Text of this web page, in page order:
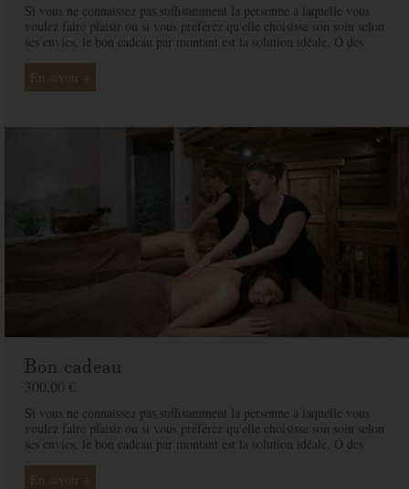
Si vous ne connaissez pas suffisamment la personne à laquelle vous
voulez faire plaisir ou si vous préférez qu'elle choisisse son soin selon
ses envies, le bon cadeau par montant est la solution idéale. Ô des
proche et ainsi rendre ce moment exceptionnel.
En savoir +
Bon cadeau
300,00 €
Si vous ne connaissez pas suffisamment la personne à laquelle vous
voulez faire plaisir ou si vous préférez qu'elle choisisse son soin selon
ses envies, le bon cadeau par montant est la solution idéale. Ô des
proche et ainsi rendre ce moment exceptionnel.
En savoir +